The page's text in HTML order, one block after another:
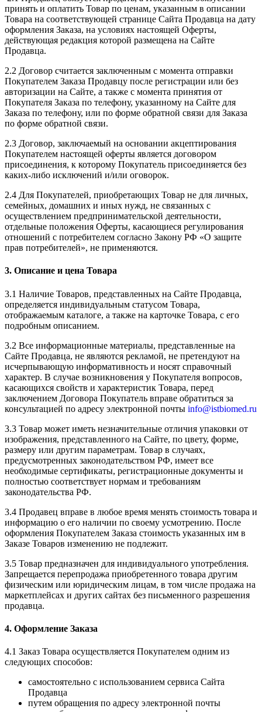
принять и оплатить Товар по ценам, указанным в описании
Товара на соответствующей странице Сайта Продавца на дату
оформления Заказа, на условиях настоящей Оферты,
действующая редакция которой размещена на Сайте
Продавца.
2.2 Договор считается заключенным с момента отправки
Покупателем Заказа Продавцу после регистрации или без
авторизации на Сайте, а также с момента принятия от
Покупателя Заказа по телефону, указанному на Сайте для
Заказа по телефону, или по форме обратной связи для Заказа
по форме обратной связи.
2.3 Договор, заключаемый на основании акцептирования
Покупателем настоящей оферты является договором
присоединения, к которому Покупатель присоединяется без
каких-либо исключений и/или оговорок.
2.4 Для Покупателей, приобретающих Товар не для личных,
семейных, домашних и иных нужд, не связанных с
осуществлением предпринимательской деятельности,
отдельные положения Оферты, касающиеся регулирования
отношений с потребителем согласно Закону РФ «О защите
прав потребителей», не применяются.
3. Описание и цена Товара
3.1 Наличие Товаров, представленных на Сайте Продавца,
определяется индивидуальным статусом Товара,
отображаемым каталоге, а также на карточке Товара, с его
подробным описанием.
3.2 Все информационные материалы, представленные на
Сайте Продавца, не являются рекламой, не претендуют на
исчерпывающую информативность и носят справочный
характер. В случае возникновения у Покупателя вопросов,
касающихся свойств и характеристик Товара, перед
заключением Договора Покупатель вправе обратиться за
консультацией по адресу электронной почты info@istbiomed.ru
3.3 Товар может иметь незначительные отличия упаковки от
изображения, представленного на Cайте, по цвету, форме,
размеру или другим параметрам. Товар в случаях,
предусмотренных законодательством РФ, имеет все
необходимые сертификаты, регистрационные документы и
полностью соответствует нормам и требованиям
законодательства РФ.
3.4 Продавец вправе в любое время менять стоимость товара и
информацию о его наличии по своему усмотрению. После
оформления Покупателем Заказа стоимость указанных им в
Заказе Товаров изменению не подлежит.
3.5 Товар предназначен для индивидуального употребления.
Запрещается перепродажа приобретенного товара другим
физическим или юридическим лицам, в том числе продажа на
маркетплейсах и других сайтах без письменного разрешения
продавца.
4. Оформление Заказа
4.1 Заказ Товара осуществляется Покупателем одним из
следующих способов:
самостоятельно с использованием сервиса Сайта
Продавца
путем обращения по адресу электронной почты